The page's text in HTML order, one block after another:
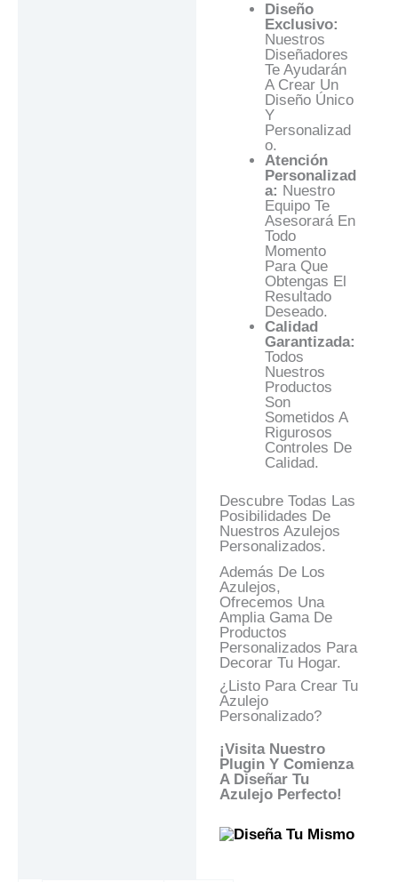
Diseño
Exclusivo:
Nuestros
Diseñadores
Te Ayudarán
A Crear Un
Diseño Único
Y
Personalizad
O.
Atención
Personalizad
A: Nuestro
Equipo Te
Asesorará En
Todo
Momento
Para Que
Obtengas El
Resultado
Deseado.
Calidad
Garantizada:
Todos
Nuestros
Productos
Son
Sometidos A
Rigurosos
Controles De
Calidad.
Descubre Todas Las
Posibilidades De
Nuestros Azulejos
Personalizados.
Además De Los
Azulejos,
Ofrecemos Una
Amplia Gama De
Productos
Personalizados Para
Decorar Tu Hogar.
¿Listo Para Crear Tu
Azulejo
Personalizado?
¡Visita Nuestro
Plugin Y Comienza
A Diseñar Tu
Azulejo Perfecto!